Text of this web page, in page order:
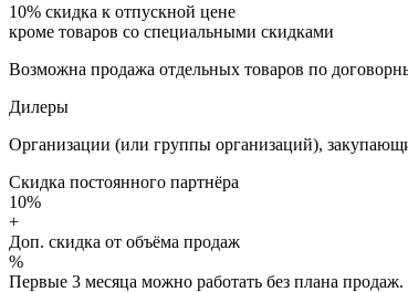
10% скидка к отпускной цене
кроме товаров со специальными скидками
Возможна продажа отдельных товаров по
Дилеры
Организации (или группы организаций),
Скидка постоянного партнёра
10%
+
Доп. скидка от объёма продаж
%
Первые 3 месяца можно работать без плана продаж.